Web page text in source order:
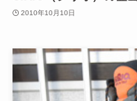
2010年10月10日